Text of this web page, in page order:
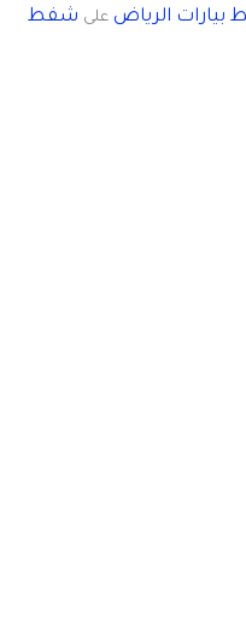
الرياض على شفط